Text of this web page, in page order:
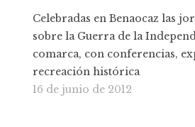
Celebradas en Benaocaz las
sobre la Guerra de la
comarca, con conferencias,
recreación histórica
16 de junio de 2012